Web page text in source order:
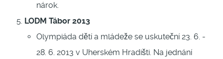
nárok.
LODM Tábor 2013
Olympiáda dětí a mládeže se uskuteční 23. 6. -
28. 6. 2013 v Uherském Hradišti. Na jednání